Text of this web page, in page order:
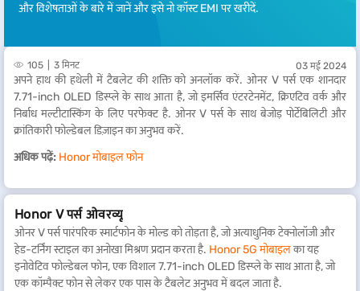
और विशेषताओं के बारे में जानें और इसे नो कॉस्ट EMI पर खरीदें.
105 3 मिनट 03 मई 2024
अपने हाथ की हथेली में टैबलेट की शक्ति को अनलॉक करें. ओनर V पर्स एक शानदार
7.71-inch OLED डिस्प्ले के साथ आता है, जो इमर्सिव एंटरटेनमेंट, क्रिएटिव वर्क और
निर्बाध मल्टीटास्किंग के लिए परफेक्ट है. ओनर V पर्स के साथ बेजोड़ पोर्टेबिलिटी और
क्रांतिकारी फोल्डेबल डिज़ाइन का अनुभव करें.
अधिक पढ़ें: Honor मोबाइल फोन
Honor V पर्स ओवरव्यू
ओनर V पर्स पारंपरिक स्मार्टफोन के मोल्ड को तोड़ता है, जो अत्याधुनिक टेक्नोलॉजी और
हेड-टर्निंग स्टाइल का अनोखा मिश्रण प्रदान करता है. Honor 5G मोबाइलका यह
इनोवेटिव फोल्डेबल फोन, एक विशाल 7.71-inch OLED डिस्प्ले के साथ आता है, जो
एक कॉम्पैक्ट फोन से लेकर एक पास के टैबलेट अनुभव में बदल जाता है.